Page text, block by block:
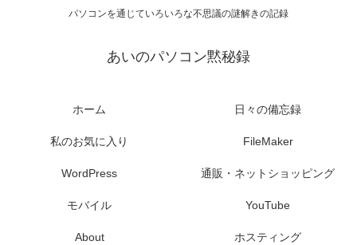
パソコンを通じていろいろな不思議の謎解きの記録
あいのパソコン黙秘録
ホーム 日々の備忘録
私のお気に入り FileMaker
WordPress 通販・ネットショッピング
モバイル YouTube
About ホスティング